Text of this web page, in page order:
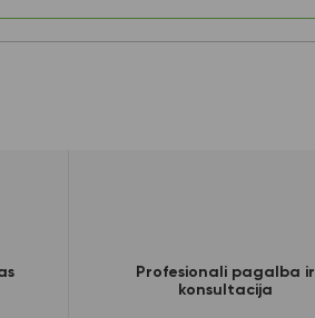
Profesionali pagalba ir
konsultacija